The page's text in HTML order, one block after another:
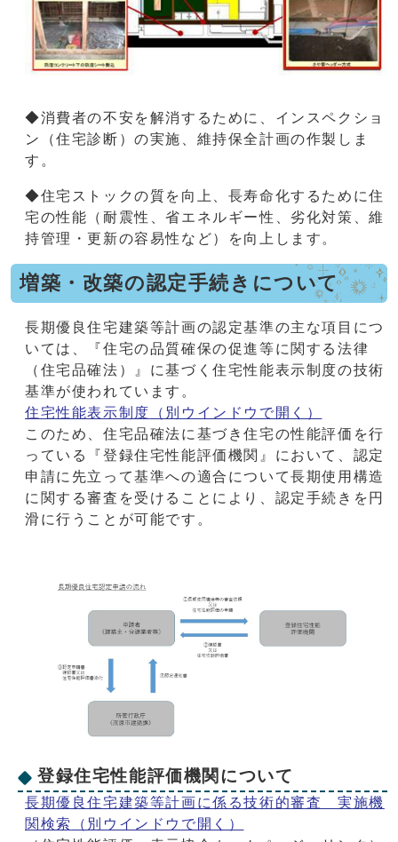
◆消費者の不安を解消するために、インスペクショ
ン（住宅診断）の実施、維持保全計画の作製しま
す。
◆住宅ストックの質を向上、長寿命化するために住
宅の性能（耐震性、省エネルギー性、劣化対策、維
持管理・更新の容易性など）を向上します。
増築・改築の認定手続きについて
長期優良住宅建築等計画の認定基準の主な項目につ
いては、『住宅の品質確保の促進等に関する法律
（住宅品確法）』に基づく住宅性能表示制度の技術
基準が使われています。
住宅性能表示制度
（別ウインドウで開く）
このため、住宅品確法に基づき住宅の性能評価を行
っている『登録住宅性能評価機関』において、認定
申請に先立って基準への適合について長期使用構造
に関する審査を受けることにより、認定手続きを円
滑に行うことが可能です。
登録住宅性能評価機関について
長期優良住宅建築等計画に係る技術的審査 実施機
関検索
（別ウインドウで開く）